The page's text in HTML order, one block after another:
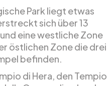
Park liegt etwas
sich über 13
eine westliche Zone
östlichen Zone die drei
befinden.
di Hera, den Tempio